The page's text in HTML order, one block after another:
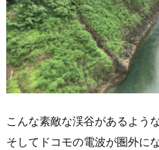
こんな素敵な渓谷があるよう
そしてドコモの電波が圏外に